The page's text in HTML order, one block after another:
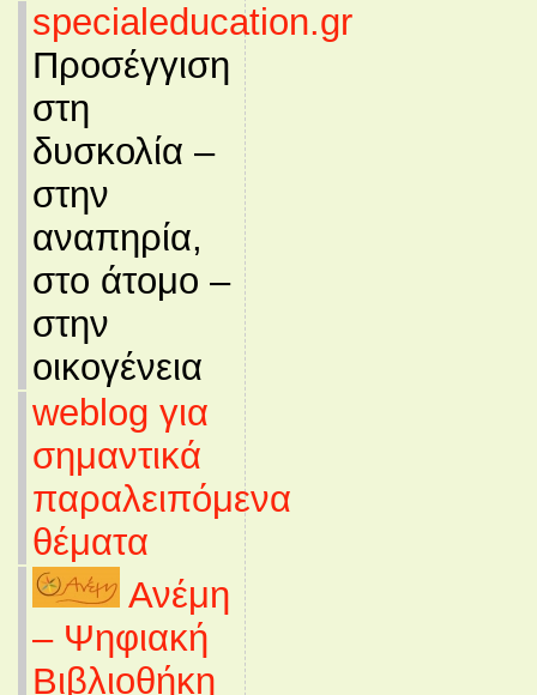
specialeducation.gr
Προσέγγιση
στη
δυσκολία –
στην
αναπηρία,
στο άτομο –
στην
οικογένεια
weblog για
σημαντικά
παραλειπόμενα
θέματα
Ανέμη
– Ψηφιακή
Βιβλιοθήκη